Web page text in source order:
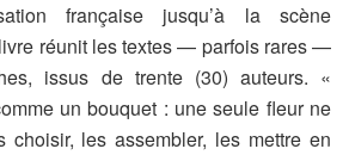
française jusqu’à la scène
réunit les textes — parfois rares —
issus de trente (30) auteurs. «
un bouquet : une seule fleur ne
choisir, les assembler, les mettre en